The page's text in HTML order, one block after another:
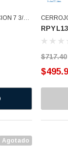
7 3/4"
$717.40
Agotado